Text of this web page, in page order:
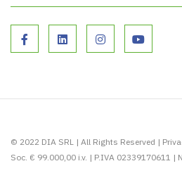
© 2022 DIA SRL | All Rights Reserved |
Soc. € 99.000,00 i.v. | P.IVA 02339170611 |